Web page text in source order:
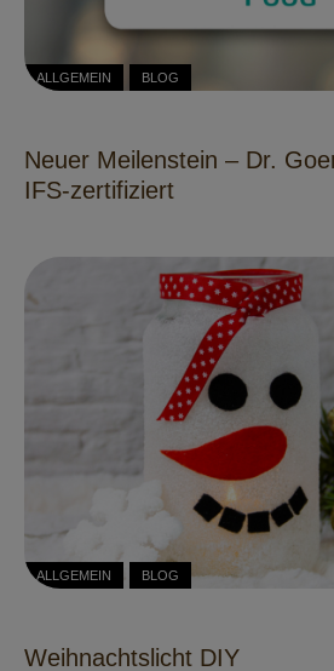
ALLGEMEIN BLOG
Neuer Meilenstein – Dr.
IFS-zertifiziert
ALLGEMEIN BLOG
Weihnachtslicht DIY